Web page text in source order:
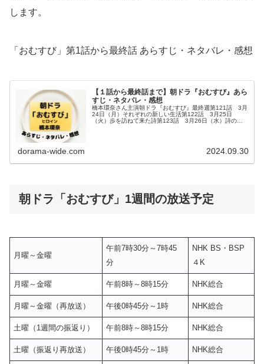
します。
「おむすび」第1話から最終話 あらすじ・ネタバレ・感想
【１話から最終話まで】朝ドラ『おむすび』あら
すじ・ネタバレ・感想
橋本環奈さん主演朝ドラ『おむすび』最終週第121話 3月
24日（月）それぞれの新しい生活第122話 3月25日
（火）歩を訪ねて来た詩第123話 3月26日（水）詩の才
dorama-wide.com 2024.09.30
朝ドラ「おむすび」1週間の放送予定
月曜～金曜
午前7時30分～7時45
分
NHK BS・BSP
４K
月曜～金曜 午前8時～8時15分 NHK総合
月曜～金曜（再放送） 午後0時45分～1時 NHK総合
土曜（1週間の振返り） 午前8時～8時15分 NHK総合
土曜（振返り再放送） 午後0時45分～1時 NHK総合